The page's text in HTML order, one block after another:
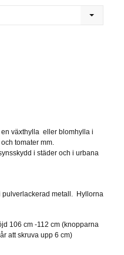
växthylla eller blomhylla i
tomater mm.
i städer och i urbana
pulverlackerad metall. Hyllorna
106 cm -112 cm (knopparna
att skruva upp 6 cm)